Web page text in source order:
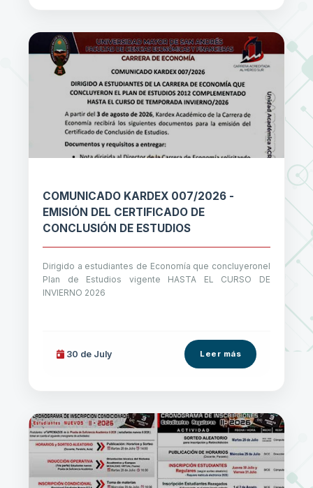
COMUNICADO KARDEX 007/2026 -
EMISIÓN DEL CERTIFICADO DE
CONCLUSIÓN DE ESTUDIOS
Dirigido a estudiantes de Economía que concluyeronel
Plan de Estudios vigente HASTA EL CURSO DE
INVIERNO 2026
30 de July Leer más